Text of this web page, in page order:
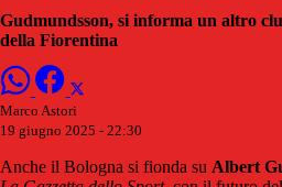
Gudmundsson, si informa un altro
della Fiorentina
Marco Astori
19 giugno 2025 - 22:30
Anche il Bologna si fionda su Albert